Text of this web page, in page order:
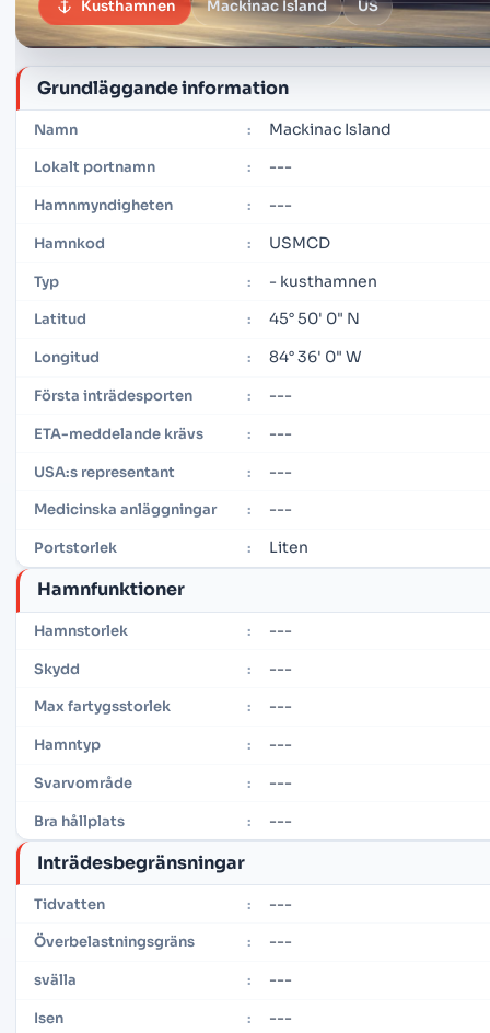
Kusthamnen Mackinac Island US
Grundläggande information
Namn : Mackinac Island
Lokalt portnamn : ---
Hamnmyndigheten : ---
Hamnkod : USMCD
Typ : - kusthamnen
Latitud : 45° 50' 0" N
Longitud : 84° 36' 0" W
Första inträdesporten : ---
ETA-meddelande krävs : ---
USA:s representant : ---
Medicinska anläggningar : ---
Portstorlek : Liten
Hamnfunktioner
Hamnstorlek : ---
Skydd : ---
Max fartygsstorlek : ---
Hamntyp : ---
Svarvområde : ---
Bra hållplats : ---
Inträdesbegränsningar
Tidvatten : ---
Överbelastningsgräns : ---
svälla : ---
Isen : ---